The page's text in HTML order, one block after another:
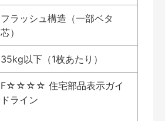
フラッシュ構造（一部ベタ
芯）
35kg以下（1枚あたり）
F☆☆☆☆ 住宅部品表示ガイ
ドライン